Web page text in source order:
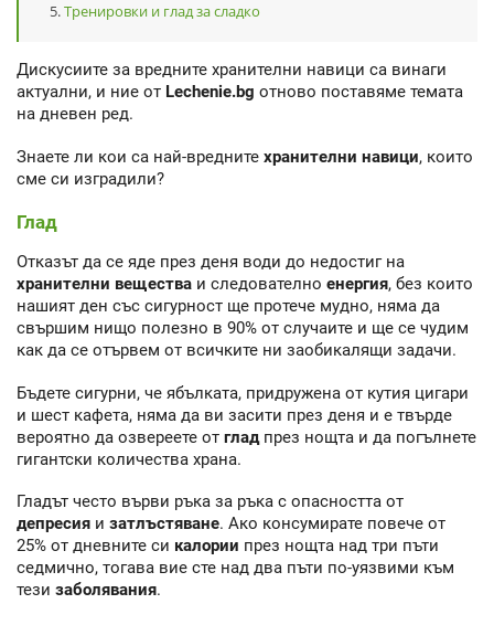
Тренировки и глад за сладко
Дискусиите за вредните хранителни навици са винаги
актуални, и ние от Lechenie.bg отново поставяме темата
на дневен ред.
Знаете ли кои са най-вредните хранителни навици, които
сме си изградили?
Глад
Отказът да се яде през деня води до недостиг на
хранителни вещества и следователно енергия, без които
нашият ден със сигурност ще протече мудно, няма да
свършим нищо полезно в 90% от случаите и ще се чудим
как да се отървем от всичките ни заобикалящи задачи.
Бъдете сигурни, че ябълката, придружена от кутия цигари
и шест кафета, няма да ви засити през деня и е твърде
вероятно да озвереете от гладпрез нощта и да погълнете
гигантски количества храна.
Гладът често върви ръка за ръка с опасността от
депресия и затлъстяване. Ако консумирате повече от
25% от дневните си калории през нощта над три пъти
седмично, тогава вие сте над два пъти по-уязвими към
тези заболявания.